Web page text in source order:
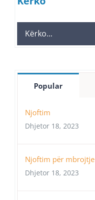
Search
for:
Popular
Njoftim
Dhjetor 18, 2023
Njoftim për
Dhjetor 18, 2023